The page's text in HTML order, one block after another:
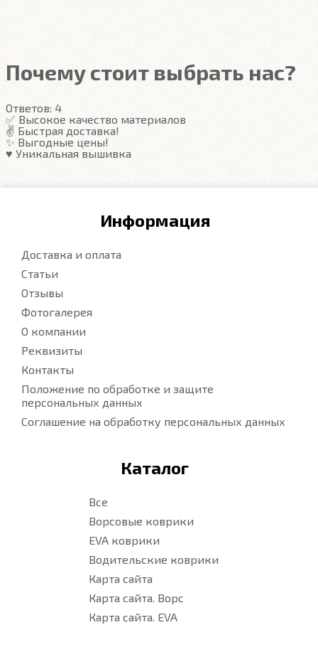
Гарантия
Подробнее
Почему стоит выбрать нас?
Ответов: 4
✅ Высокое качество материалов
✌️ Быстрая доставка!
✨ Выгодные цены!
♥️ Уникальная вышивка
Информация
Доставка и оплата
Статьи
Отзывы
Фотогалерея
О компании
Реквизиты
Контакты
Положение по обработке и защите
персональных данных
Соглашение на обработку персональных данных
Каталог
Все
Ворсовые коврики
EVA коврики
Водительские коврики
Карта сайта
Карта сайта. Ворс
Карта сайта. EVA